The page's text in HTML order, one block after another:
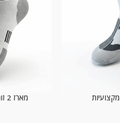
מארז 2 זוגות קרסוליות ריצה מקצועיות